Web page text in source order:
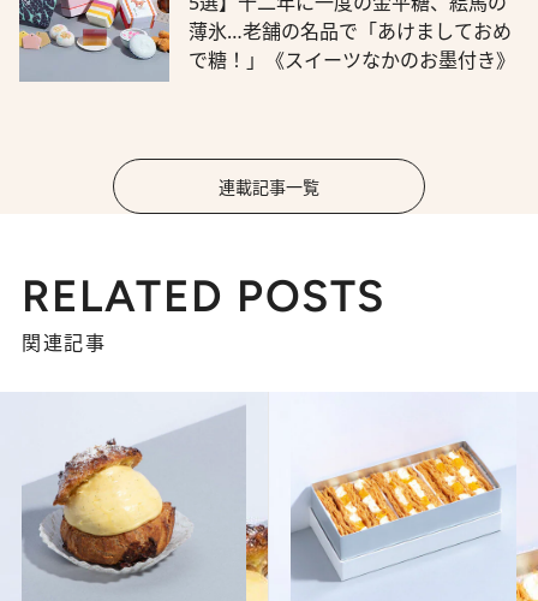
薄氷…老舗の名品で「あけましておめ
で糖！」《スイーツなかのお墨付き》
連載記事一覧
RELATED POSTS
関連記事